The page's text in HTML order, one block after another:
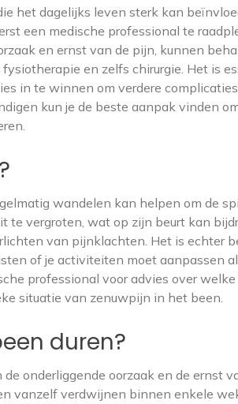
het dagelijks leven sterk kan
een medische professional te
en ernst van de pijn, kunnen
en zelfs chirurgie. Het is
in te winnen om verdere
kun je de beste aanpak vinden
wandelen kan helpen om de
te vergroten, wat op zijn beurt kan
van pijnklachten. Het is echter
of je activiteiten moet aanpassen
professional voor advies over
situatie van zenuwpijn in het been.
duren?
onderliggende oorzaak en de ernst
vanzelf verdwijnen binnen enkele